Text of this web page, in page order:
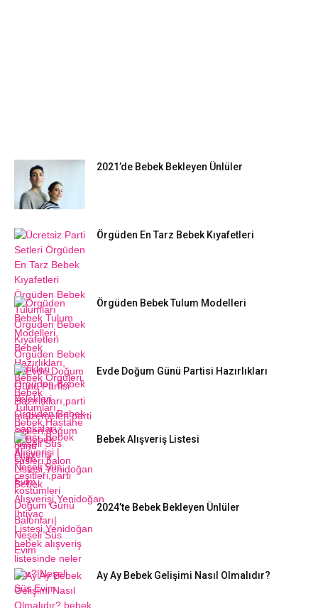
2021’de Bebek Bekleyen Ünlüler
Örgüden En Tarz Bebek Kıyafetleri
Örgüden Bebek Tulum Modelleri
Evde Doğum Günü Partisi Hazırlıkları
Bebek Alışveriş Listesi
2024’te Bebek Bekleyen Ünlüler
Ay Ay Bebek Gelişimi Nasıl Olmalıdır?